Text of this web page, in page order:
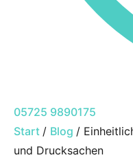
05725 9890175
Start / Blog /
und Drucksachen